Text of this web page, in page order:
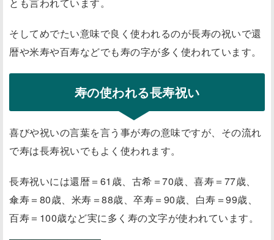
とも言われています。
そしてめでたい意味で良く使われるのが長寿の祝いで還
暦や米寿や百寿などでも寿の字が多く使われています。
寿の使われる長寿祝い
喜びや祝いの言葉を言う事が寿の意味ですが、その流れ
で寿は長寿祝いでもよく使われます。
長寿祝いには還暦＝61歳、古希＝70歳、喜寿＝77歳、
傘寿＝80歳、米寿＝88歳、卒寿＝90歳、白寿＝99歳、
百寿＝100歳など実に多く寿の文字が使われています。